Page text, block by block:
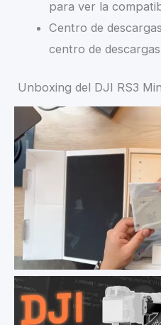
para ver la
Centro de
centro de
Unboxing del DJI RS3